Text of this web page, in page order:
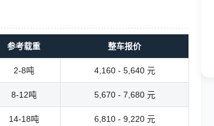
参考载重 整车报价
2-8吨 4,160 - 5,640 元
8-12吨 5,670 - 7,680 元
14-18吨 6,810 - 9,220 元